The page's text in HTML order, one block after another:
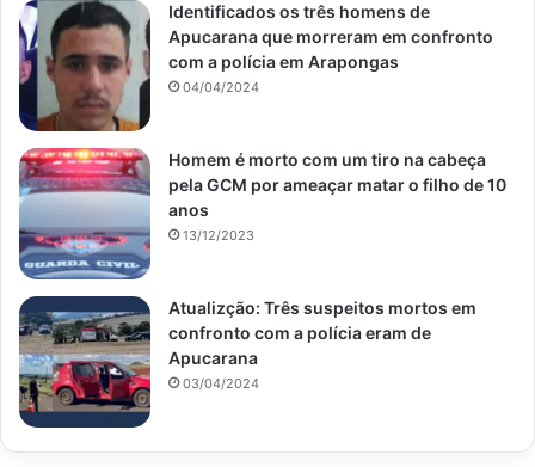
Identificados os três homens de
Apucarana que morreram em confronto
com a polícia em Arapongas
04/04/2024
Homem é morto com um tiro na cabeça
pela GCM por ameaçar matar o filho de 10
anos
13/12/2023
Atualizção: Três suspeitos mortos em
confronto com a polícia eram de
Apucarana
03/04/2024